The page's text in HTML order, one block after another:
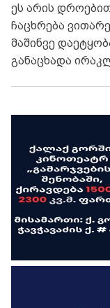
ეს არის
ჩაცხრება
მაშინვე
განაცხადა